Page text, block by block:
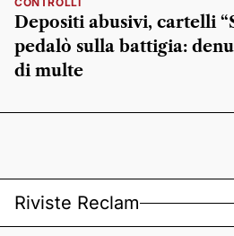
Depositi abusivi, cartelli
pedalò sulla battigia:
di multe
Riviste Reclam